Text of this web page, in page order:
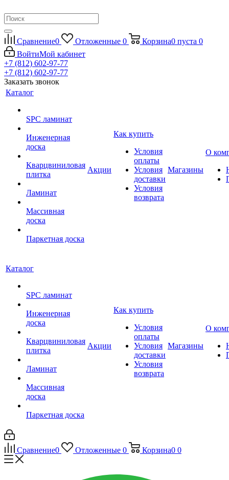
Сравнение0 Отложенные 0 Корзина0 пуста 0
ВойтиМой кабинет
+7 (812) 602-97-77
+7 (812) 602-97-77
Заказать звонок
Каталог
SPC ламинат
Инженерная
доска
Кварцвиниловая
плитка
Ламинат
Массивная
доска
Паркетная доска
Акции
Как купить
Условия
оплаты
Условия
доставки
Условия
возврата
Магазины
О
Каталог
SPC ламинат
Инженерная
доска
Кварцвиниловая
плитка
Ламинат
Массивная
доска
Паркетная доска
Акции
Как купить
Условия
оплаты
Условия
доставки
Условия
возврата
Магазины
О
Сравнение0 Отложенные 0 Корзина0 0